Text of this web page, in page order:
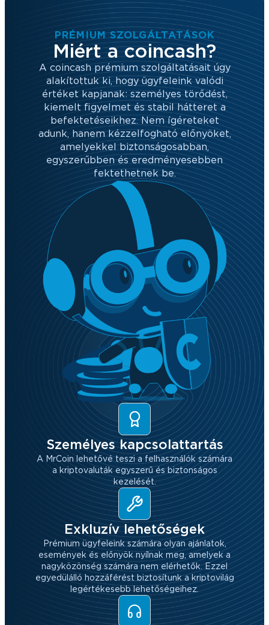
PRÉMIUM SZOLGÁLTATÁSOK
Miért a coincash?
A coincash prémium szolgáltatásait úgy
alakítottuk ki, hogy ügyfeleink valódi
értéket kapjanak: személyes törődést,
kiemelt figyelmet és stabil hátteret a
befektetéseikhez. Nem ígéreteket
adunk, hanem kézzelfogható előnyöket,
amelyekkel biztonságosabban,
egyszerűbben és eredményesebben
fektethetnek be.
Személyes kapcsolattartás
A MrCoin lehetővé teszi a felhasználók számára
a kriptovaluták egyszerű és biztonságos
kezelését.
Exkluzív lehetőségek
Prémium ügyfeleink számára olyan ajánlatok,
események és előnyök nyílnak meg, amelyek a
nagyközönség számára nem elérhetők. Ezzel
egyedülálló hozzáférést biztosítunk a kriptovilág
legértékesebb lehetőségeihez.